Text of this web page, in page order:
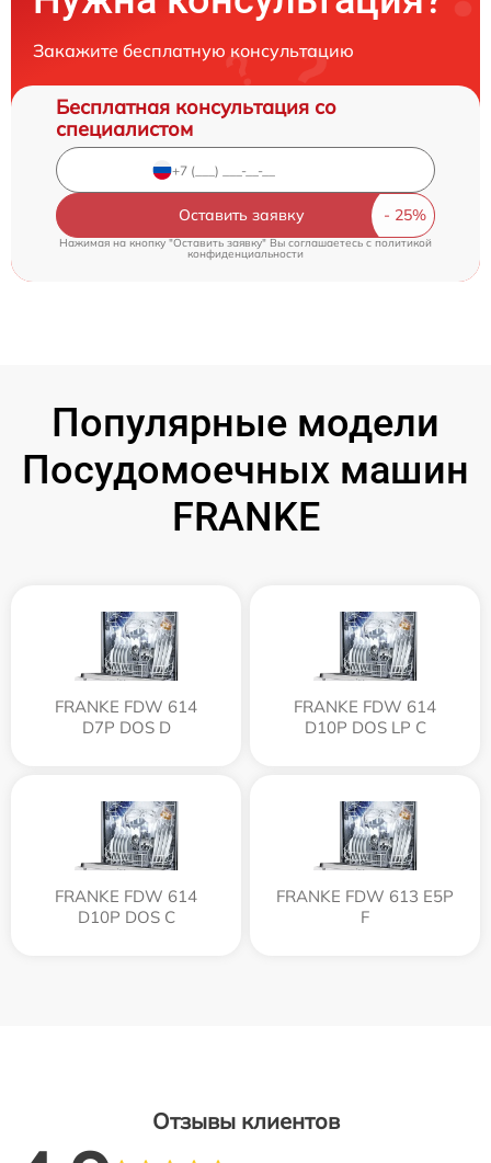
Закажите бесплатную консультацию
Бесплатная консультация со
специалистом
Оставить заявку
Нажимая на кнопку "Оставить заявку" Вы соглашаетесь c политикой
конфиденциальности
Популярные модели
Посудомоечных машин
FRANKE
FRANKE FDW 614
D7P DOS D
FRANKE FDW 614
D10P DOS LP C
FRANKE FDW 614
D10P DOS C
FRANKE FDW 613 E5P
F
Отзывы клиентов